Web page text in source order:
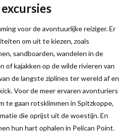
voor de avontuurlijke reiziger. Er
om uit te kiezen, zoals
sandboarden, wandelen in de
of kajakken op de wilde rivieren van
de langste ziplines ter wereld af en
Voor de meer ervaren avonturiers
te gaan rotsklimmen in Spitzkoppe,
die oprijst uit de woestijn. En
hun hart ophalen in Pelican Point.